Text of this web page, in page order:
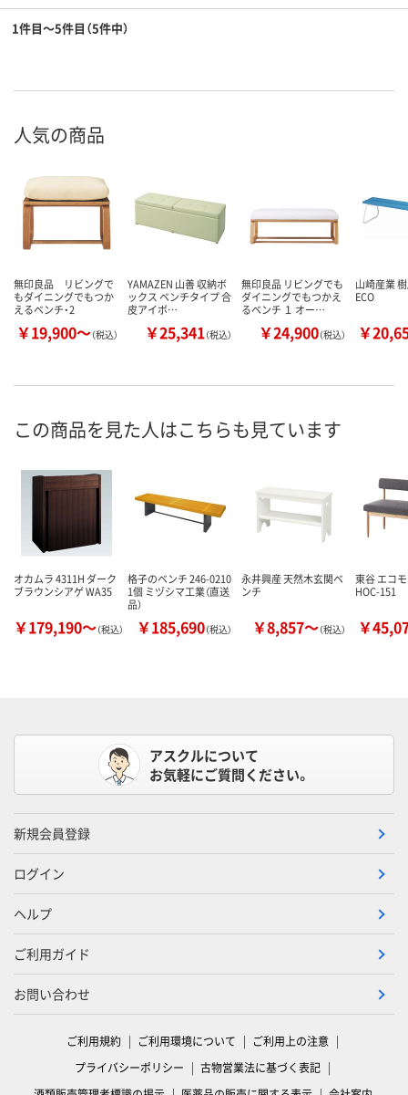
1件目～5件目（5件中）
人気の商品
無印良品 リビングで
もダイニングでもつか
えるベンチ・2
￥19,900～（税込）
YAMAZEN 山善 収納ボ
ックス ベンチタイプ 合
皮アイボ…
￥25,341（税込）
無印良品 リビングでも
ダイニングでもつかえ
るベンチ １ オー…
￥24,900（税込）
山崎産業
ECO
￥
この商品を見た人はこちらも見ています
オカムラ 4311H ダーク
ブラウンシアゲ WA35
￥179,190～（税込）
格子のベンチ 246-0210
1個 ミヅシマ工業（直送
品）
￥185,690（税込）
永井興産 天然木玄関ベ
ンチ
￥8,857～（税込）
東谷 エコ
HOC-151
￥
アスクルについて
お気軽にご質問ください。
新規会員登録
ログイン
ヘルプ
ご利用ガイド
お問い合わせ
ご利用規約 ご利用環境について
ご利用上の注意
プライバシーポリシー
古物営業法に基づく表記